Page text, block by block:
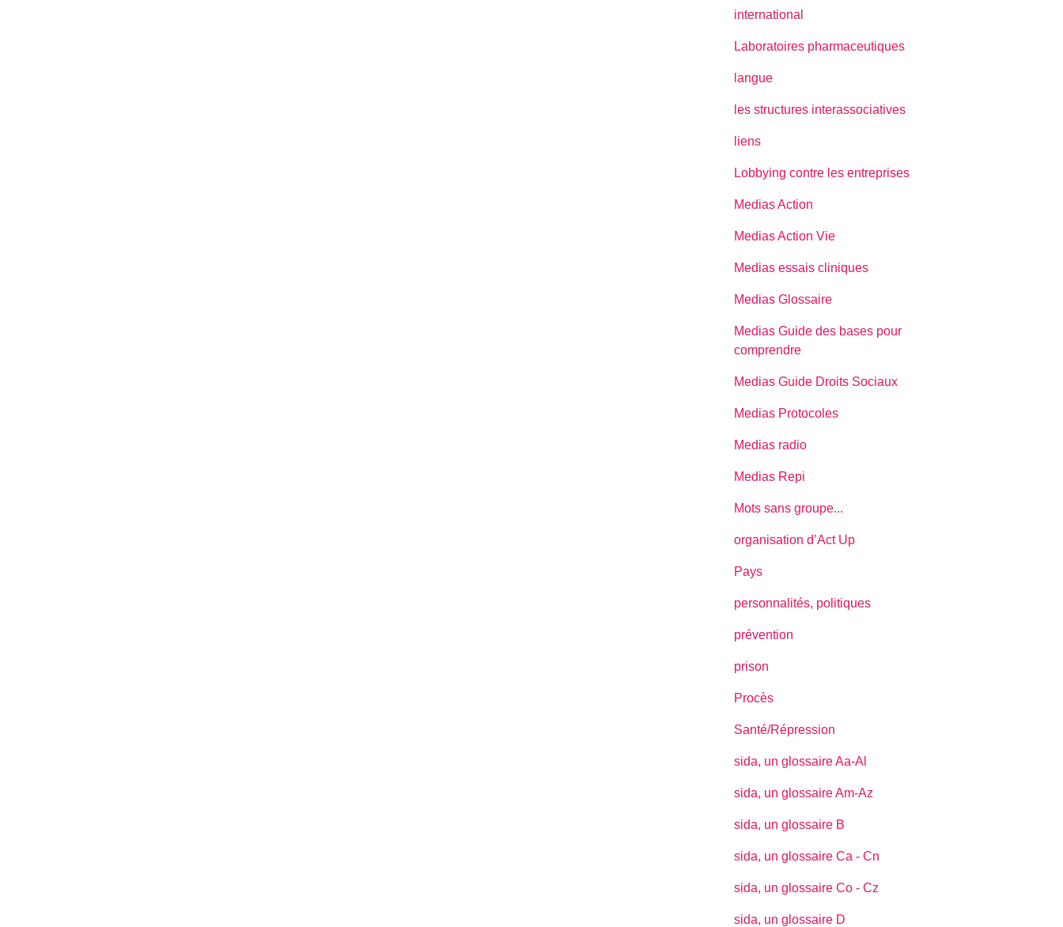
international
Laboratoires pharmaceutiques
langue
les structures interassociatives
liens
Lobbying contre les entreprises
Medias Action
Medias Action Vie
Medias essais cliniques
Medias Glossaire
Medias Guide des bases pour
comprendre
Medias Guide Droits Sociaux
Medias Protocoles
Medias radio
Medias Repi
Mots sans groupe...
organisation d’Act Up
Pays
personnalités, politiques
prévention
prison
Procès
Santé/Répression
sida, un glossaire Aa-Al
sida, un glossaire Am-Az
sida, un glossaire B
sida, un glossaire Ca - Cn
sida, un glossaire Co - Cz
sida, un glossaire D